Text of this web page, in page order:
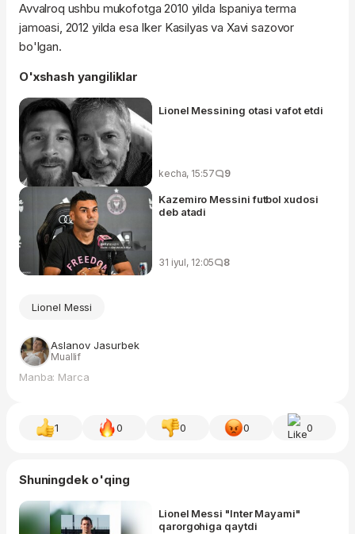
Avvalroq ushbu mukofotga 2010 yilda Ispaniya terma
jamoasi, 2012 yilda esa Iker Kasilyas va Xavi sazovor
bo'lgan.
O'xshash yangiliklar
Lionel Messining otasi vafot etdi
kecha, 15:57 9
Kazemiro Messini futbol xudosi
deb atadi
31 iyul, 12:05 8
Lionel Messi
Aslanov Jasurbek
Muallif
Manba: Marca
1 0 0 0 0
Shuningdek o'qing
Lionel Messi "Inter Mayami"
qarorgohiga qaytdi